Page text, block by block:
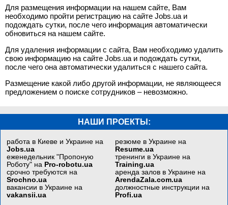
Для размещения информации на нашем сайте, Вам
необходимо пройти регистрацию на сайте Jobs.ua и
подождать сутки, после чего информация автоматически
обновиться на нашем сайте.
Для удаления информации с сайта, Вам необходимо удалить
свою информацию на сайте Jobs.ua и подождать сутки,
после чего она автоматически удалиться с нашего сайта.
Размещение какой либо другой информации, не являющееся
предложением о поиске сотрудников – невозможно.
НАШИ ПРОЕКТЫ:
работа в Киеве и Украине на
Jobs.ua
еженедельник "Пропоную
Роботу" на Pro-robotu.ua
срочно требуются на
Srochno.ua
вакансии в Украине на
vakansii.ua
резюме в Украине на
Resume.ua
тренинги в Украине на
Training.ua
аренда залов в Украине на
ArendaZala.com.ua
должностные инструкции на
Profi.ua